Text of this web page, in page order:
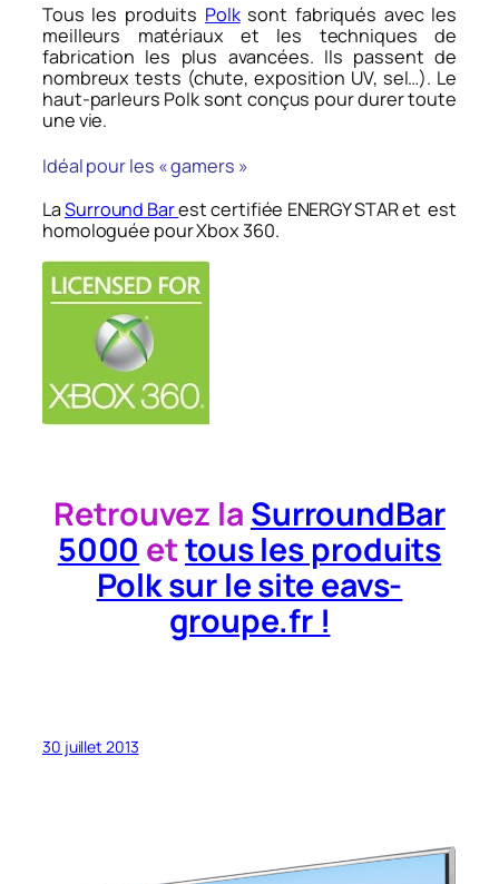
Tous les produits Polksont fabriqués avec les
meilleurs matériaux et les techniques de
fabrication les plus avancées. Ils passent de
nombreux tests (chute, exposition UV, sel…). Le
haut-parleurs Polk sont conçus pour durer toute
une vie.
Idéal pour les « gamers »
LaSurround Barest certifiée ENERGY STAR et est
homologuée pour Xbox 360.
Retrouvez la SurroundBar
5000 ettous les produits
Polk sur le site eavs-
groupe.fr !
30 juillet 2013